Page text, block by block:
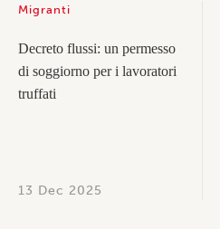
Migranti
Decreto flussi: un permesso
di soggiorno per i lavoratori
truffati
13 Dec 2025